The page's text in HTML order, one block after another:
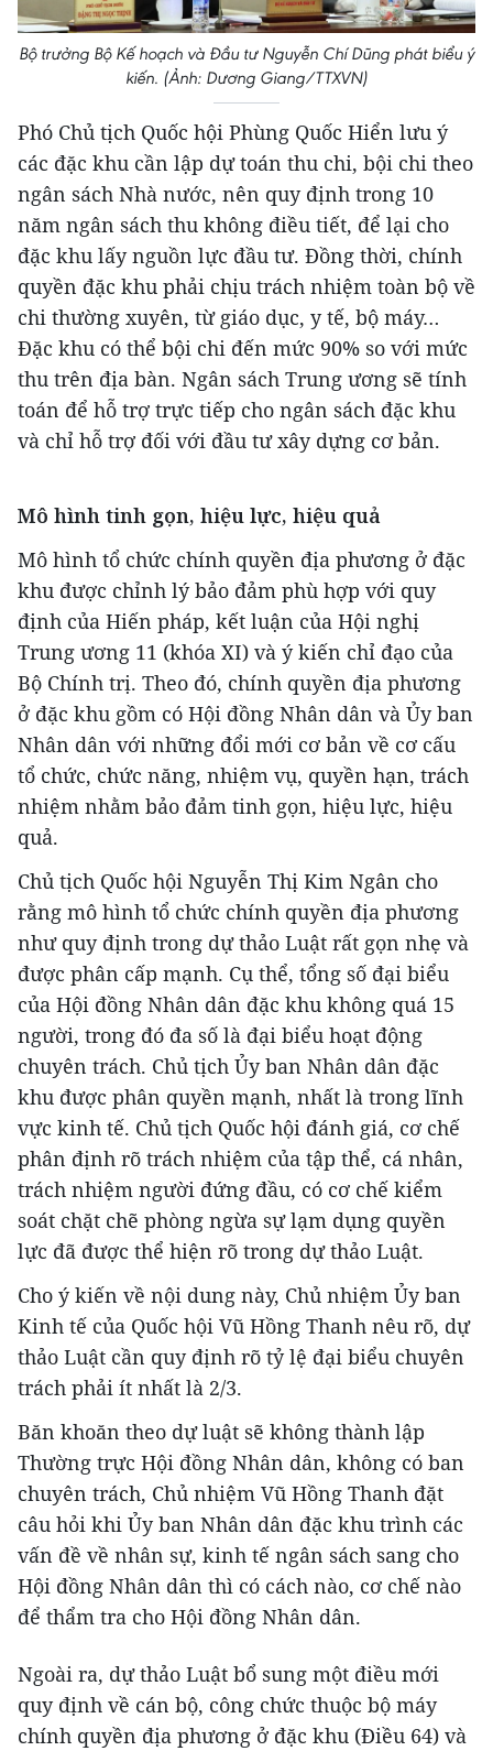
Bộ trưởng Bộ Kế hoạch và Đầu tư Nguyễn Chí Dũng phát biểu ý
kiến. (Ảnh: Dương Giang/TTXVN)
Phó Chủ tịch Quốc hội Phùng Quốc Hiển lưu ý
các đặc khu cần lập dự toán thu chi, bội chi theo
ngân sách Nhà nước, nên quy định trong 10
năm ngân sách thu không điều tiết, để lại cho
đặc khu lấy nguồn lực đầu tư. Đồng thời, chính
quyền đặc khu phải chịu trách nhiệm toàn bộ về
chi thường xuyên, từ giáo dục, y tế, bộ máy…
Đặc khu có thể bội chi đến mức 90% so với mức
thu trên địa bàn. Ngân sách Trung ương sẽ tính
toán để hỗ trợ trực tiếp cho ngân sách đặc khu
và chỉ hỗ trợ đối với đầu tư xây dựng cơ bản.
Mô hình tinh gọn, hiệu lực, hiệu quả
Mô hình tổ chức chính quyền địa phương ở đặc
khu được chỉnh lý bảo đảm phù hợp với quy
định của Hiến pháp, kết luận của Hội nghị
Trung ương 11 (khóa XI) và ý kiến chỉ đạo của
Bộ Chính trị. Theo đó, chính quyền địa phương
ở đặc khu gồm có Hội đồng Nhân dân và Ủy ban
Nhân dân với những đổi mới cơ bản về cơ cấu
tổ chức, chức năng, nhiệm vụ, quyền hạn, trách
nhiệm nhằm bảo đảm tinh gọn, hiệu lực, hiệu
quả.
Chủ tịch Quốc hội Nguyễn Thị Kim Ngân cho
rằng mô hình tổ chức chính quyền địa phương
như quy định trong dự thảo Luật rất gọn nhẹ và
được phân cấp mạnh. Cụ thể, tổng số đại biểu
của Hội đồng Nhân dân đặc khu không quá 15
người, trong đó đa số là đại biểu hoạt động
chuyên trách. Chủ tịch Ủy ban Nhân dân đặc
khu được phân quyền mạnh, nhất là trong lĩnh
vực kinh tế. Chủ tịch Quốc hội đánh giá, cơ chế
phân định rõ trách nhiệm của tập thể, cá nhân,
trách nhiệm người đứng đầu, có cơ chế kiểm
soát chặt chẽ phòng ngừa sự lạm dụng quyền
lực đã được thể hiện rõ trong dự thảo Luật.
Cho ý kiến về nội dung này, Chủ nhiệm Ủy ban
Kinh tế của Quốc hội Vũ Hồng Thanh nêu rõ, dự
thảo Luật cần quy định rõ tỷ lệ đại biểu chuyên
trách phải ít nhất là 2/3.
Băn khoăn theo dự luật sẽ không thành lập
Thường trực Hội đồng Nhân dân, không có ban
chuyên trách, Chủ nhiệm Vũ Hồng Thanh đặt
câu hỏi khi Ủy ban Nhân dân đặc khu trình các
vấn đề về nhân sự, kinh tế ngân sách sang cho
Hội đồng Nhân dân thì có cách nào, cơ chế nào
để thẩm tra cho Hội đồng Nhân dân.
Ngoài ra, dự thảo Luật bổ sung một điều mới
quy định về cán bộ, công chức thuộc bộ máy
chính quyền địa phương ở đặc khu (Điều 64) và